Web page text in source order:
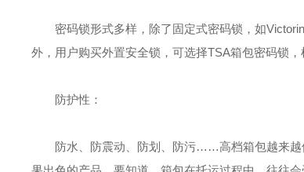
密码锁形式多样，除了固定式密码锁，如
外，用户购买外置安全锁，可选择TSA箱包密码锁，
防护性：
防水、防震动、防划、防污……高档箱包越来越